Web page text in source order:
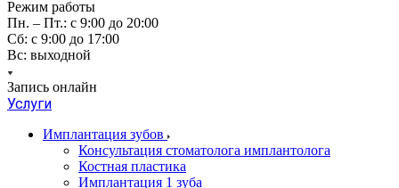
Режим работы
Пн. – Пт.: с 9:00 до 20:00
Cб: с 9:00 до 17:00
Вс: выходной
Запись онлайн
Услуги
Имплантация зубов
Консультация стоматолога имплантолога
Костная пластика
Имплантация 1 зуба